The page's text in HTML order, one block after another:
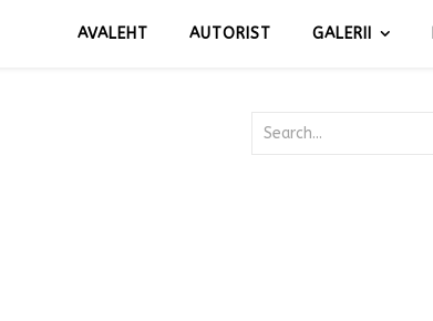
AVALEHT AUTORIST GALERII